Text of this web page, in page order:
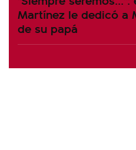
Martínez le dedicó a
de su papá